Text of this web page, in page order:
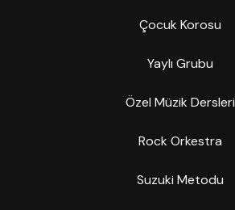
Çocuk Korosu
Yaylı Grubu
Özel Müzik Dersleri
Rock Orkestra
Suzuki Metodu